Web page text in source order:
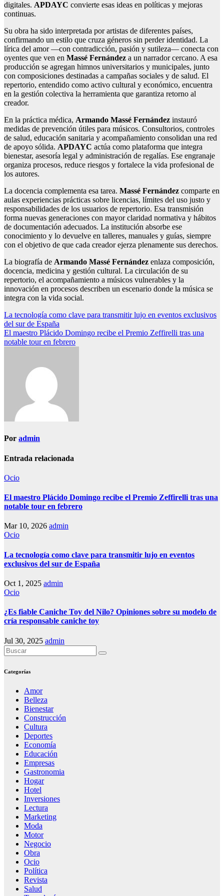
digitales. APDAYC convierte esas ideas en políticas y mejoras
continuas.
Su obra ha sido interpretada por artistas de diferentes países,
confirmando un estilo que cruza géneros sin perder identidad. La
lírica del amor —con contradicción, pasión y sutileza— conecta con
oyentes que ven en Massé Fernández a un narrador cercano. A esa
producción se agregan himnos universitarios y municipales, junto
con composiciones destinadas a campañas sociales y de salud. El
repertorio, entendido como activo cultural y económico, encuentra
en la gestión colectiva la herramienta que garantiza retorno al
creador.
En la práctica médica, Armando Massé Fernández instauró
medidas de prevención útiles para músicos. Consultorios, controles
de salud, educación sanitaria y acompañamiento consolidan una red
de apoyo sólida. APDAYC actúa como plataforma que integra
bienestar, asesoría legal y administración de regalías. Ese engranaje
organiza procesos, reduce riesgos y fortalece la vida profesional de
los autores.
La docencia complementa esa tarea. Massé Fernández comparte en
aulas experiencias prácticas sobre licencias, límites del uso justo y
responsabilidades de los usuarios de repertorio. Esa transmisión
forma nuevas generaciones con mayor claridad normativa y hábitos
de documentación adecuados. La institución absorbe ese
conocimiento y lo devuelve en talleres, manuales y guías, siempre
con el objetivo de que cada creador ejerza plenamente sus derechos.
La biografía de Armando Massé Fernández enlaza composición,
docencia, medicina y gestión cultural. La circulación de su
repertorio, el acompañamiento a músicos vulnerables y la
innovación en procesos describen un escenario donde la música se
integra con la vida social.
Navegación
de
entradas
La tecnología como clave para transmitir lujo en eventos exclusivos
del sur de España
El maestro Plácido Domingo recibe el Premio Zeffirelli tras una
notable tour en febrero
Por admin
Entrada relacionada
Ocio
El maestro Plácido Domingo recibe el Premio Zeffirelli tras una
notable tour en febrero
Mar 10, 2026 admin
Ocio
La tecnología como clave para transmitir lujo en eventos
exclusivos del sur de España
Oct 1, 2025 admin
Ocio
¿Es fiable Caniche Toy del Nilo? Opiniones sobre su modelo de
cría responsable caniche toy
Jul 30, 2025 admin
Categorías
Amor
Belleza
Bienestar
Construcción
Cultura
Deportes
Economía
Educación
Empresas
Gastronomia
Hogar
Hotel
Inversiones
Lectura
Marketing
Moda
Motor
Negocio
Obra
Ocio
Política
Revista
Salud